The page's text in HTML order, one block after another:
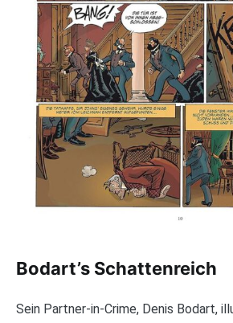
Bodart’s Schattenreich
Sein Partner-in-Crime, Denis Bodart,